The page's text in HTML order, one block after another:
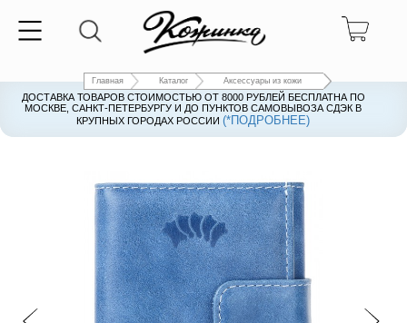
Главная Каталог Аксессуары из кожи
ДОСТАВКА ТОВАРОВ СТОИМОСТЬЮ ОТ 8000 РУБЛЕЙ БЕСПЛАТНА ПО
МОСКВЕ, САНКТ-ПЕТЕРБУРГУ И ДО ПУНКТОВ САМОВЫВОЗА СДЭК В
КРУПНЫХ ГОРОДАХ РОССИИ(*ПОДРОБНЕЕ)
ДОСТАВКА ТОВАРОВ СТОИМОСТЬЮ ОТ 8000 РУБЛЕЙ БЕСПЛАТНА ПО
МОСКВЕ, САНКТ-ПЕТЕРБУРГУ И ДО ПУНКТОВ САМОВЫВОЗА СДЭК В
КРУПНЫХ ГОРОДАХ РОССИИ(*ПОДРОБНЕЕ)